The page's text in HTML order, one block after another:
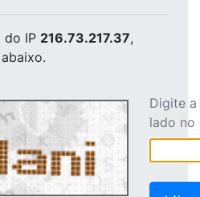
do IP 216.73.217.37,
Digite
lado no